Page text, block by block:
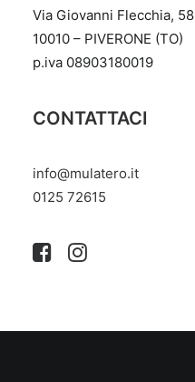
Via Giovanni Flecchia, 58
10010 – PIVERONE (TO)
p.iva 08903180019
CONTATTACI
info@mulatero.it
‭0125 72615‬